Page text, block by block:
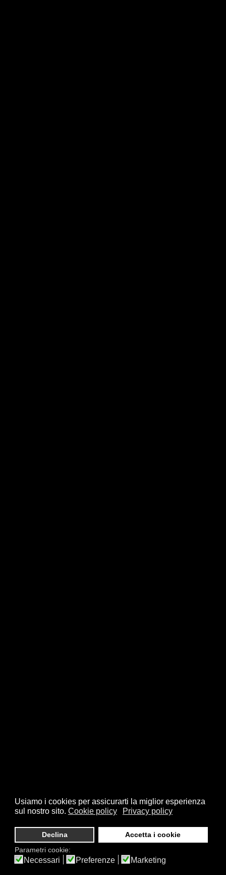
Usiamo i cookies per assicurarti la miglior esperienza
sul nostro sito. Cookie policy Privacy policy
Declina
Accetta i cookie
Parametri cookie:
Necessari Preferenze Marketing